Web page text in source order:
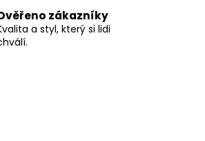
zákazníky
a styl, který si lidi